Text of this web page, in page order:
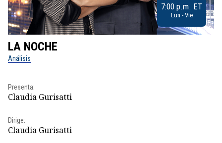
7:00 p.m. ET
Lun - Vie
LA NOCHE
Análisis
Presenta:
Claudia Gurisatti
Dirige:
Claudia Gurisatti